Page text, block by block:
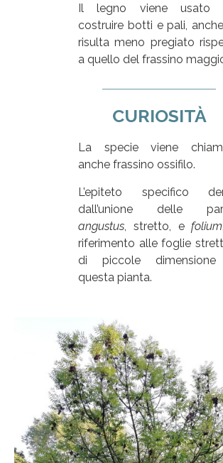
Il legno viene usato
costruire botti e pali,
risulta meno pregiato
a quello del frassino
CURIOSITÀ
La specie viene
anche frassino ossifilo.
L’epiteto specifico
dall’unione delle
angustus , stretto, efolium
riferimento alle foglie
di piccole
questa pianta.